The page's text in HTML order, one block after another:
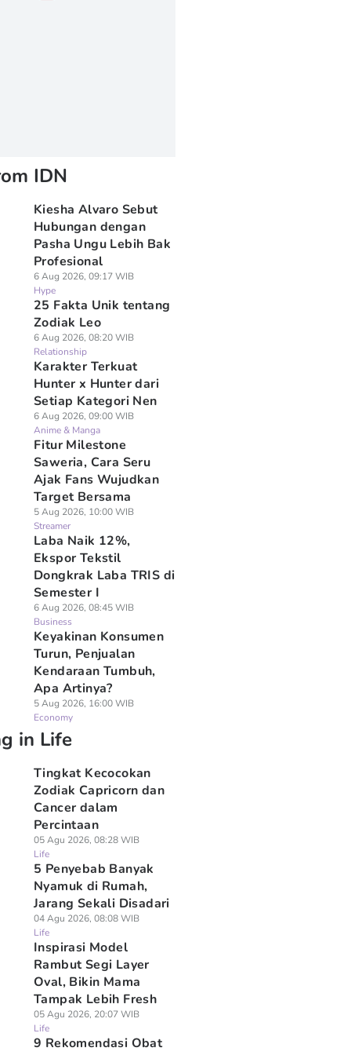
IDN
Kiesha Alvaro Sebut
Hubungan dengan
Pasha Ungu Lebih Bak
Profesional
6 Aug 2026, 09:17 WIB
Hype
25 Fakta Unik tentang
Zodiak Leo
6 Aug 2026, 08:20 WIB
Relationship
Karakter Terkuat
Hunter x Hunter dari
Setiap Kategori Nen
6 Aug 2026, 09:00 WIB
Anime & Manga
Fitur Milestone
Saweria, Cara Seru
Ajak Fans Wujudkan
Target Bersama
5 Aug 2026, 10:00 WIB
Streamer
Laba Naik 12%,
Ekspor Tekstil
Dongkrak Laba TRIS di
Semester I
6 Aug 2026, 08:45 WIB
Business
Keyakinan Konsumen
Turun, Penjualan
Kendaraan Tumbuh,
Apa Artinya?
5 Aug 2026, 16:00 WIB
Economy
in Life
Tingkat Kecocokan
Zodiak Capricorn dan
Cancer dalam
Percintaan
05 Agu 2026, 08:28 WIB
Life
5 Penyebab Banyak
Nyamuk di Rumah,
Jarang Sekali Disadari
04 Agu 2026, 08:08 WIB
Life
Inspirasi Model
Rambut Segi Layer
Oval, Bikin Mama
Tampak Lebih Fresh
05 Agu 2026, 20:07 WIB
Life
9 Rekomendasi Obat